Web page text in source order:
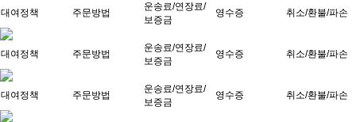
대여정책 주문방법
운송료/연장료/
보증금
영수증 취소/환불/파손
대여정책 주문방법
운송료/연장료/
보증금
영수증 취소/환불/파손
대여정책 주문방법
운송료/연장료/
보증금
영수증 취소/환불/파손